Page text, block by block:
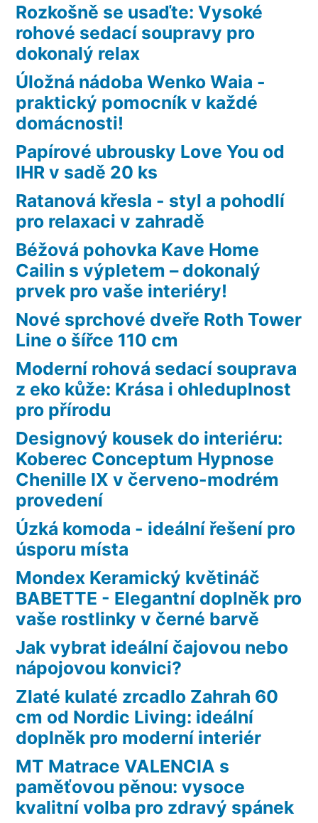
Rozkošně se usaďte: Vysoké
rohové sedací soupravy pro
dokonalý relax
Úložná nádoba Wenko Waia -
praktický pomocník v každé
domácnosti!
Papírové ubrousky Love You od
IHR v sadě 20 ks
Ratanová křesla - styl a pohodlí
pro relaxaci v zahradě
Béžová pohovka Kave Home
Cailin s výpletem – dokonalý
prvek pro vaše interiéry!
Nové sprchové dveře Roth Tower
Line o šířce 110 cm
Moderní rohová sedací souprava
z eko kůže: Krása i ohleduplnost
pro přírodu
Designový kousek do interiéru:
Koberec Conceptum Hypnose
Chenille IX v červeno-modrém
provedení
Úzká komoda - ideální řešení pro
úsporu místa
Mondex Keramický květináč
BABETTE - Elegantní doplněk pro
vaše rostlinky v černé barvě
Jak vybrat ideální čajovou nebo
nápojovou konvici?
Zlaté kulaté zrcadlo Zahrah 60
cm od Nordic Living: ideální
doplněk pro moderní interiér
MT Matrace VALENCIA s
paměťovou pěnou: vysoce
kvalitní volba pro zdravý spánek